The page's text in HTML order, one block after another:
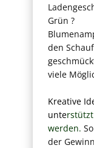
Grün ?
den
viele
Kreative
unte
werden.
der